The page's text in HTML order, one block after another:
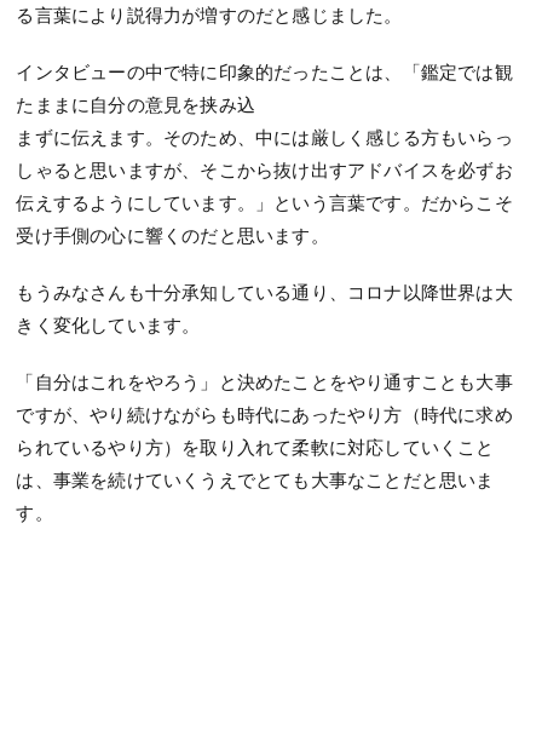
る言葉により説得力が増すのだと感じました。
インタビューの中で特に印象的だったことは、「鑑定では観
たままに自分の意見を挟み込
まずに伝えます。そのため、中には厳しく感じる方もいらっ
しゃると思いますが、そこから抜け出すアドバイスを必ずお
伝えするようにしています。」という言葉です。だからこそ
受け手側の心に響くのだと思います。
もうみなさんも十分承知している通り、コロナ以降世界は大
きく変化しています。
「自分はこれをやろう」と決めたことをやり通すことも大事
ですが、やり続けながらも時代にあったやり方（時代に求め
られているやり方）を取り入れて柔軟に対応していくこと
は、事業を続けていくうえでとても大事なことだと思いま
す。